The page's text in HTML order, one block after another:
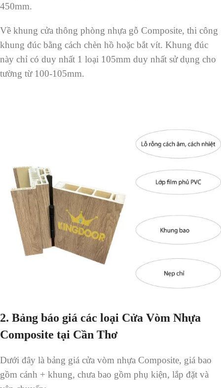
450mm.
Về khung cửa thông phòng nhựa gỗ Composite, thi công
khung đúc bằng cách chèn hồ hoặc bắt vít. Khung đúc
này chỉ có duy nhất 1 loại 105mm duy nhất sử dụng cho
tường từ 100-105mm.
2. Bảng báo giá các loại Cửa Vòm Nhựa
Composite tại Cần Thơ
Dưới đây là bảng giá cửa vòm nhựa Composite, giá bao
gồm cánh + khung, chưa bao gồm phụ kiện, lắp đặt và